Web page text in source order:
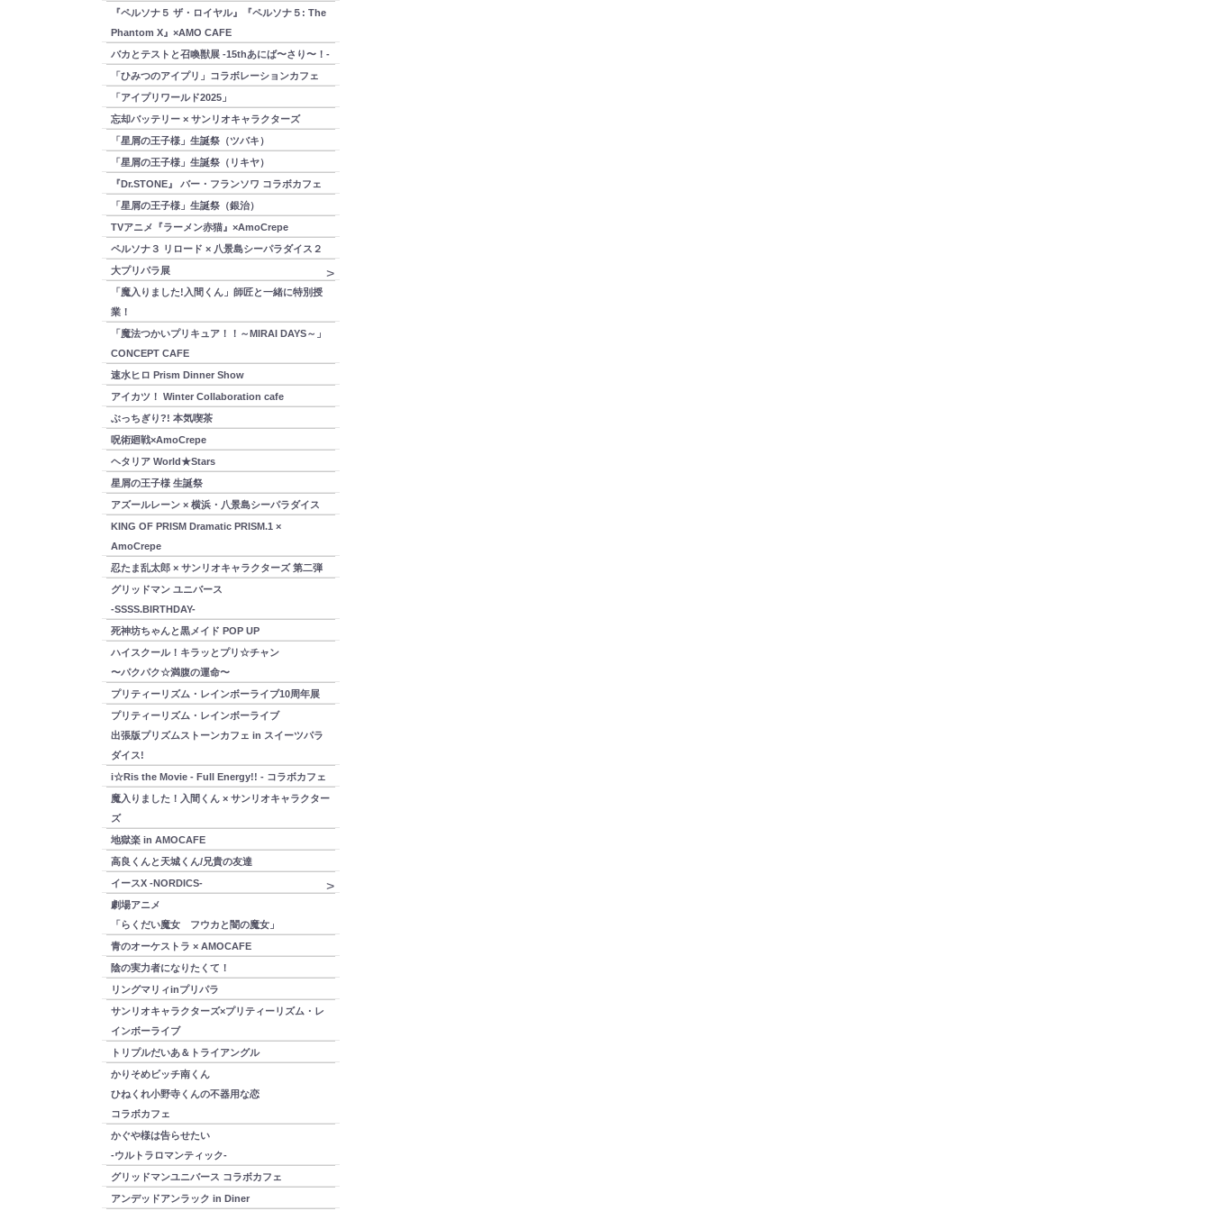
『ペルソナ５ ザ・ロイヤル』『ペルソナ５: The
Phantom X』×AMO CAFE
バカとテストと召喚獣展 -15thあにば〜さり〜！-
「ひみつのアイプリ」コラボレーションカフェ
「アイプリワールド2025」
忘却バッテリー × サンリオキャラクターズ
「星屑の王子様」生誕祭（ツバキ）
「星屑の王子様」生誕祭（リキヤ）
『Dr.STONE』 バー・フランソワ コラボカフェ
「星屑の王子様」生誕祭（銀治）
TVアニメ『ラーメン赤猫』×AmoCrepe
ペルソナ３ リロード × 八景島シーパラダイス２
大プリパラ展
「魔入りました!入間くん」師匠と一緒に特別授
業！
「魔法つかいプリキュア！！～MIRAI DAYS～」
CONCEPT CAFE
速水ヒロ Prism Dinner Show
アイカツ！ Winter Collaboration cafe
ぶっちぎり?! 本気喫茶
呪術廻戦×AmoCrepe
ヘタリア World★Stars
星屑の王子様 生誕祭
アズールレーン × 横浜・八景島シーパラダイス
KING OF PRISM Dramatic PRISM.1 ×
AmoCrepe
忍たま乱太郎 × サンリオキャラクターズ 第二弾
グリッドマン ユニバース
-SSSS.BIRTHDAY-
死神坊ちゃんと黒メイド POP UP
ハイスクール！キラッとプリ☆チャン
〜パクパク☆満腹の運命〜
プリティーリズム・レインボーライブ10周年展
プリティーリズム・レインボーライブ
出張版プリズムストーンカフェ in スイーツパラ
ダイス!
i☆Ris the Movie - Full Energy!! - コラボカフェ
魔入りました！入間くん × サンリオキャラクター
ズ
地獄楽 in AMOCAFE
高良くんと天城くん/兄貴の友達
イースX -NORDICS-
劇場アニメ
「らくだい魔女 フウカと闇の魔女」
青のオーケストラ × AMOCAFE
陰の実力者になりたくて！
リングマリィinプリパラ
サンリオキャラクターズ×プリティーリズム・レ
インボーライブ
トリプルだいあ＆トライアングル
かりそめビッチ南くん
ひねくれ小野寺くんの不器用な恋
コラボカフェ
かぐや様は告らせたい
-ウルトラロマンティック-
グリッドマンユニバース コラボカフェ
アンデッドアンラック in Diner